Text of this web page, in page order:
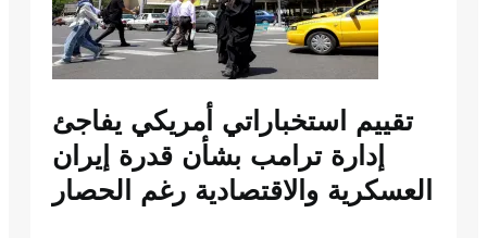
تقييم استخباراتي أمريكي يفاجئ
إدارة ترامب بشأن قدرة إيران
العسكرية والاقتصادية رغم الحصار